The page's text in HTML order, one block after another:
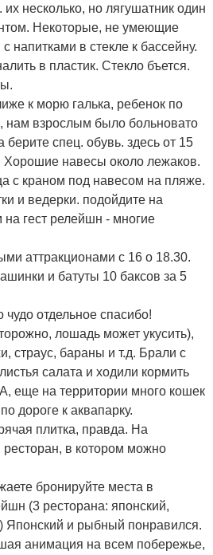
несколько, но лягушатник один
Некоторые, не умеющие
напитками в стекле к бассейну.
в пластик. Стекло бъется.
к морю галька, ребенок по
нам взрослым было больновато
спец. обувь. здесь от 15
Хорошие навесы около лежаков.
с краном под навесом на пляже.
и ведерки. подойдите на
гест релейшн - многие
аттракционами с 16 о 18.30.
и батуты 10 баксов за 5
отдельное спасибо!
лошадь может укусить),
страус, бараны и т.д. Брали с
салата и ходили кормить
еще на территории много кошек
дороге к аквапарку.
плитка, правда. На
в котором можно
бронируйте места в
(3 ресторана: японский,
Японский и рыбный понравился.
анимация на всем побережье,